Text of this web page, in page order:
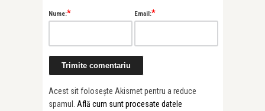
Nume:* Email:*
Acest sit folosește Akismet pentru a reduce
spamul. Află cum sunt procesate datele